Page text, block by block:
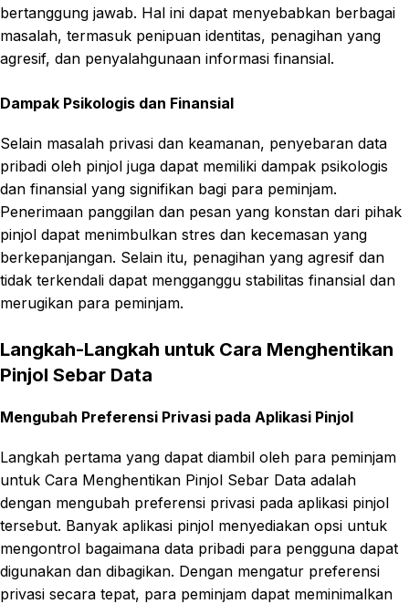
bertanggung jawab. Hal ini dapat menyebabkan berbagai
masalah, termasuk penipuan identitas, penagihan yang
agresif, dan penyalahgunaan informasi finansial.
Dampak Psikologis dan Finansial
Selain masalah privasi dan keamanan, penyebaran data
pribadi oleh pinjol juga dapat memiliki dampak psikologis
dan finansial yang signifikan bagi para peminjam.
Penerimaan panggilan dan pesan yang konstan dari pihak
pinjol dapat menimbulkan stres dan kecemasan yang
berkepanjangan. Selain itu, penagihan yang agresif dan
tidak terkendali dapat mengganggu stabilitas finansial dan
merugikan para peminjam.
Langkah-Langkah untuk Cara Menghentikan
Pinjol Sebar Data
Mengubah Preferensi Privasi pada Aplikasi Pinjol
Langkah pertama yang dapat diambil oleh para peminjam
untuk Cara Menghentikan Pinjol Sebar Data adalah
dengan mengubah preferensi privasi pada aplikasi pinjol
tersebut. Banyak aplikasi pinjol menyediakan opsi untuk
mengontrol bagaimana data pribadi para pengguna dapat
digunakan dan dibagikan. Dengan mengatur preferensi
privasi secara tepat, para peminjam dapat meminimalkan